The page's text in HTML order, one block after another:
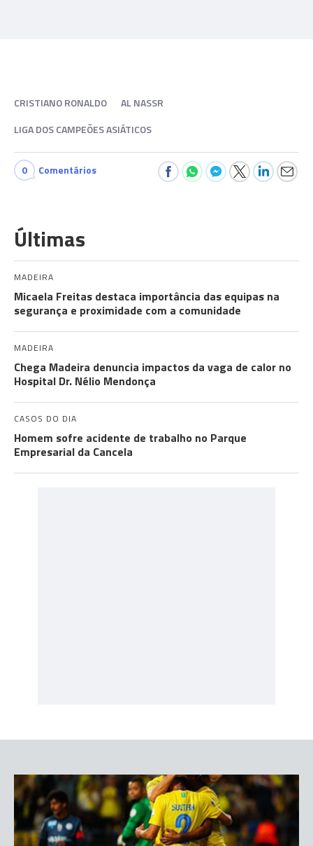
CRISTIANO RONALDO
AL NASSR
LIGA DOS CAMPEÕES ASIÁTICOS
0 Comentários
Últimas
MADEIRA
Micaela Freitas destaca importância das equipas na
segurança e proximidade com a comunidade
MADEIRA
Chega Madeira denuncia impactos da vaga de calor no
Hospital Dr. Nélio Mendonça
CASOS DO DIA
Homem sofre acidente de trabalho no Parque
Empresarial da Cancela